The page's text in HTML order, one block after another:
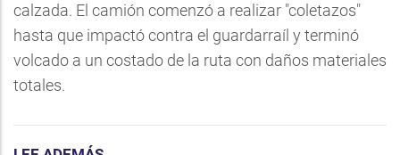
calzada. El camión comenzó a realizar "coletazos"
hasta que impactó contra el guardarraíl y terminó
volcado a un costado de la ruta con daños materiales
totales.